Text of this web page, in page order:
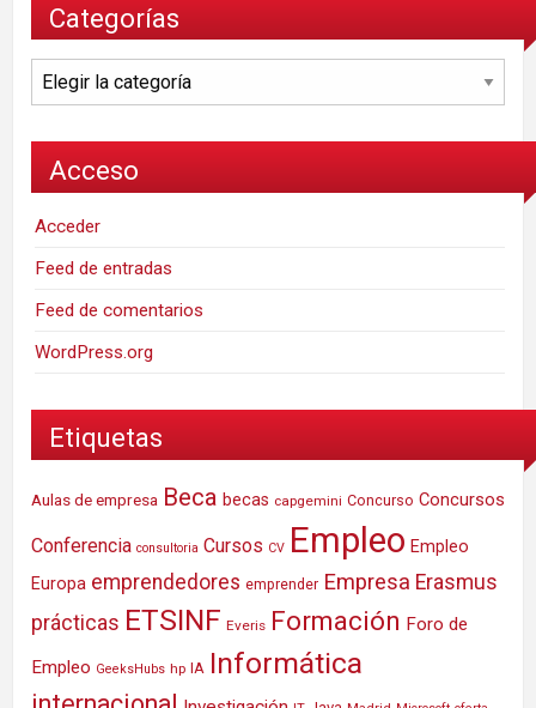
Categorías
Categorías
Acceso
Acceder
Feed de entradas
Feed de comentarios
WordPress.org
Etiquetas
Aulas de empresa Beca becas capgemini Concurso Concursos
Conferencia consultoria Cursos CV Empleo Empleo
Europa emprendedores emprender Empresa Erasmus
prácticas ETSINF Everis Formación Foro de
Empleo GeeksHubs hp IA Informática